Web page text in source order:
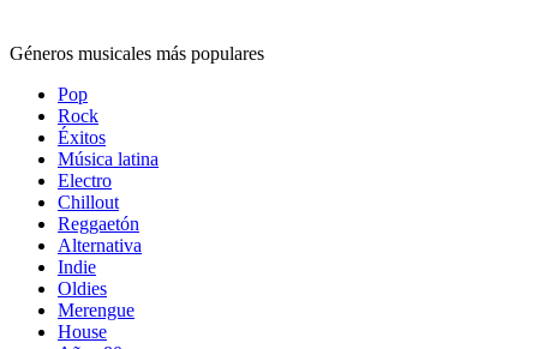
Géneros musicales más populares
Pop
Rock
Éxitos
Música latina
Electro
Chillout
Reggaetón
Alternativa
Indie
Oldies
Merengue
House